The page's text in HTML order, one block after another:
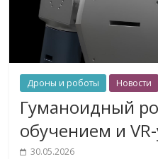
Дроны и роботы Новости
Гуманоидный
обучением и
30.05.2026